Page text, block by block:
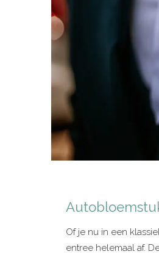
Of je nu in een
entree helemaal af.